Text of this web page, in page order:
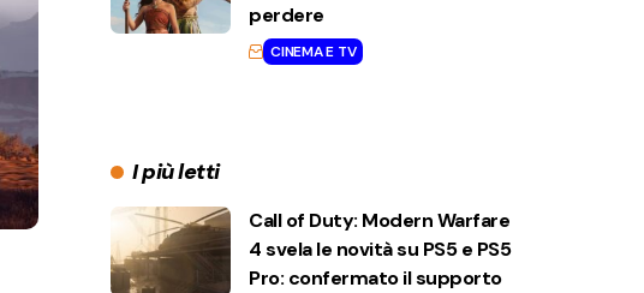
perdere
CINEMA E TV
I più letti
Call of Duty: Modern Warfare
4 svela le novità su PS5 e PS5
Pro: confermato il supporto